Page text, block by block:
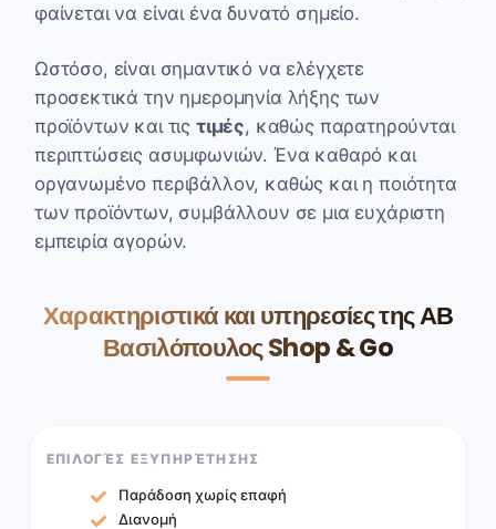
φαίνεται να είναι ένα δυνατό σημείο.
Ωστόσο, είναι σημαντικό να ελέγχετε
προσεκτικά την ημερομηνία λήξης των
προϊόντων και τις τιμές, καθώς παρατηρούνται
περιπτώσεις ασυμφωνιών. Ένα καθαρό και
οργανωμένο περιβάλλον, καθώς και η ποιότητα
των προϊόντων, συμβάλλουν σε μια ευχάριστη
εμπειρία αγορών.
Χαρακτηριστικά και υπηρεσίες της ΑΒ
Βασιλόπουλος Shop & Go
ΕΠΙΛΟΓΈΣ ΕΞΥΠΗΡΈΤΗΣΗΣ
Παράδοση χωρίς επαφή
Διανομή